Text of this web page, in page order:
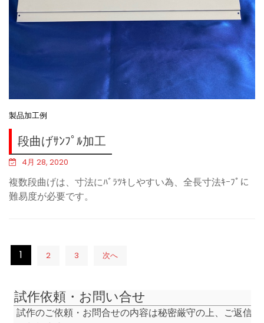
製品加工例
段曲げｻﾝﾌﾟﾙ加工
4月 28, 2020
複数段曲げは、寸法にﾊﾞﾗﾂｷしやすい為、全長寸法ｷｰﾌﾟに
難易度が必要です。
投
ナ
ビ
1 2 3 次へ
試作依頼・お問い合せ
試作のご依頼・お問合せの内容は秘密厳守の上、ご返信